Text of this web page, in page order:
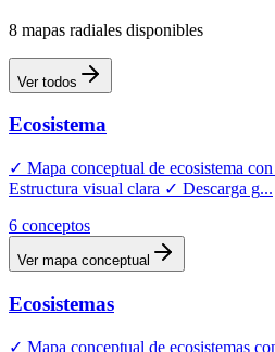
8 mapas radiales disponibles
Ver todos
Ecosistema
✓ Mapa conceptual de ecosistema
Estructura visual clara ✓ Descarga g...
6 conceptos
Ver mapa conceptual
Ecosistemas
✓ Mapa conceptual de ecosistemas